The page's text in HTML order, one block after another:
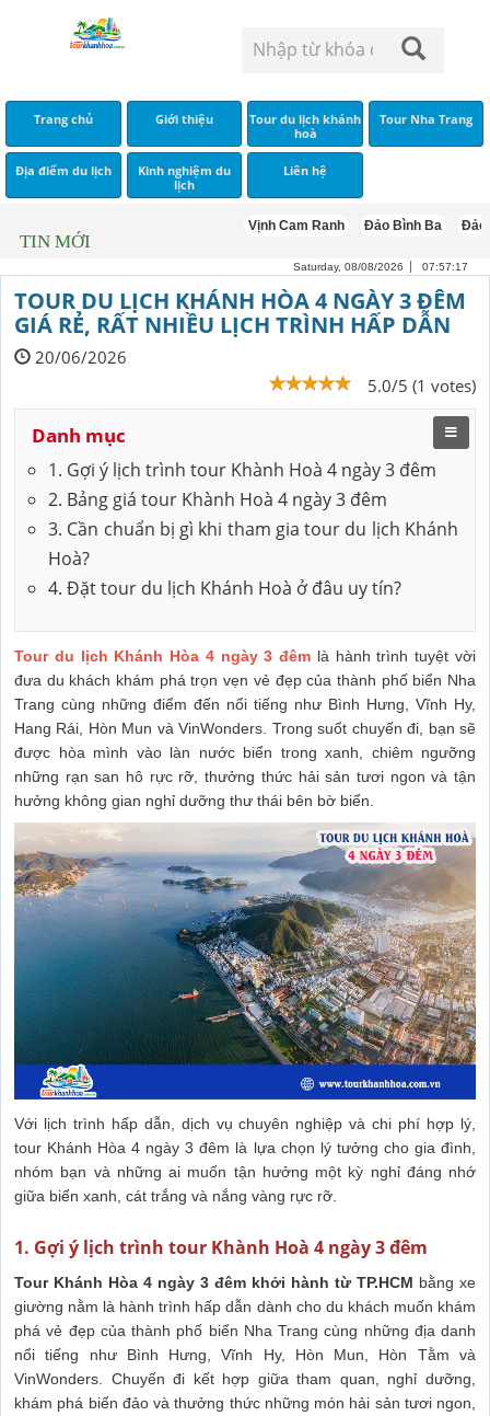
Trang chủ Giới thiệu
Tour du lịch khánh
hoà
Tour Nha Trang
Địa điểm du lịch
Kinh nghiệm du
lịch
Liên hệ
TIN MỚI
Vịnh Cam Ranh Đảo Bình Ba Đảo
Saturday, 08/08/2026 07:57:18
TOUR DU LỊCH KHÁNH HÒA 4 NGÀY 3 ĐÊM
GIÁ RẺ, RẤT NHIỀU LỊCH TRÌNH HẤP DẪN
20/06/2026
5.0/5 (1 votes)
Danh mục
1. Gợi ý lịch trình tour Khành Hoà 4 ngày 3 đêm
2. Bảng giá tour Khành Hoà 4 ngày 3 đêm
3. Cần chuẩn bị gì khi tham gia tour du lịch Khánh
Hoà?
4. Đặt tour du lịch Khánh Hoà ở đâu uy tín?
Tour du lịch Khánh Hòa 4 ngày 3 đêm là hành trình tuyệt vời
đưa du khách khám phá trọn vẹn vẻ đẹp của thành phố biển Nha
Trang cùng những điểm đến nổi tiếng như Bình Hưng, Vĩnh Hy,
Hang Rái, Hòn Mun và VinWonders. Trong suốt chuyến đi, bạn sẽ
được hòa mình vào làn nước biển trong xanh, chiêm ngưỡng
những rạn san hô rực rỡ, thưởng thức hải sản tươi ngon và tận
hưởng không gian nghỉ dưỡng thư thái bên bờ biển.
Với lịch trình hấp dẫn, dịch vụ chuyên nghiệp và chi phí hợp lý,
tour Khánh Hòa 4 ngày 3 đêm là lựa chọn lý tưởng cho gia đình,
nhóm bạn và những ai muốn tận hưởng một kỳ nghỉ đáng nhớ
giữa biển xanh, cát trắng và nắng vàng rực rỡ.
1. Gợi ý lịch trình tour Khành Hoà 4 ngày 3 đêm
Tour Khánh Hòa 4 ngày 3 đêm khởi hành từ TP.HCM bằng xe
giường nằm là hành trình hấp dẫn dành cho du khách muốn khám
phá vẻ đẹp của thành phố biển Nha Trang cùng những địa danh
nổi tiếng như Bình Hưng, Vĩnh Hy, Hòn Mun, Hòn Tằm và
VinWonders. Chuyến đi kết hợp giữa tham quan, nghỉ dưỡng,
khám phá biển đảo và thưởng thức những món hải sản tươi ngon,